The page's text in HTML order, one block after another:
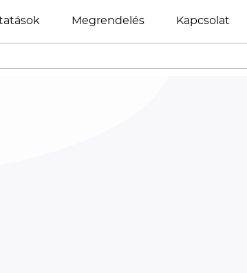
Megrendelés Kapcsolat